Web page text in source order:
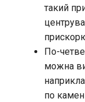
такий
По-
можна
по